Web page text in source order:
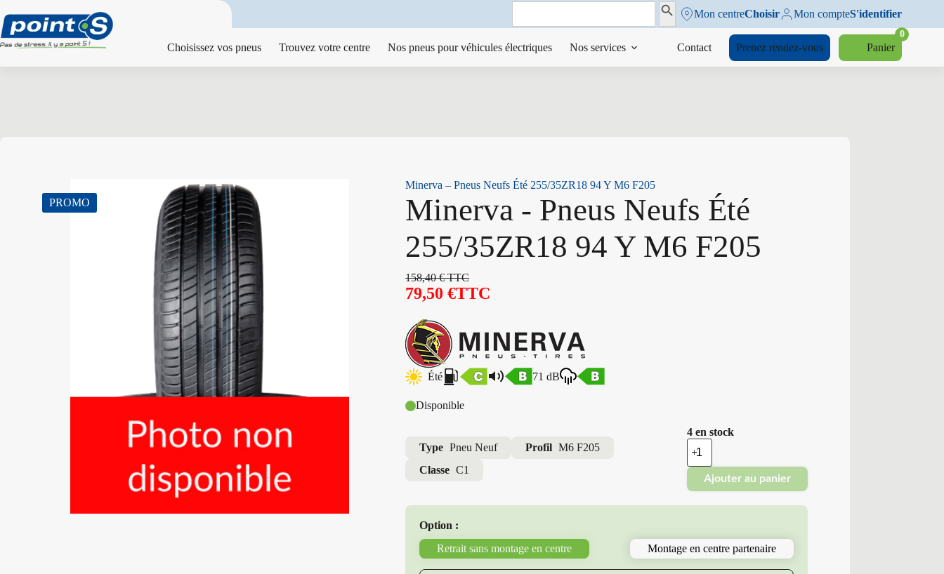
au
contenu
Search
Search ButtonMon centreChoisir Mon compteS'identifier
Choisissez vos pneus Trouvez votre centre Nos pneus pour véhicules électriques Nos services Contact Prenez rendez-vous Panier
0
PROMO
Minerva – Pneus Neufs Été 255/35ZR18 94 Y M6 F205
Minerva - Pneus Neufs Été
255/35ZR18 94 Y M6 F205
158,40€TTC
79,50€TTC
Été 71 dB
Disponible
Type Pneu Neuf Profil M6 F205
Classe C1
4 en stock
quantité
de
Minerva
Pneus
Neufs
94
Y
Ajouter au panier
Option :
Retrait sans montage en centre
Montage en centre partenaire